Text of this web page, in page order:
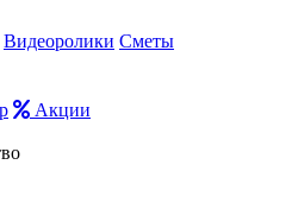
Видеоролики Сметы
Акции